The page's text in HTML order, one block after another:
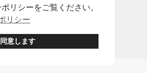
リシーをご覧ください。
リシー
同意します